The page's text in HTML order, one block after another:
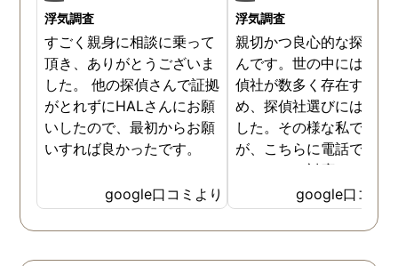
浮気調査
すごく親身に相談に乗って
頂き、ありがとうございま
した。 他の探偵さんで証拠
がとれずにHALさんにお願
いしたので、最初からお願
いすれば良かったです。
google口コミより
浮気調査
親切かつ良心的な探偵社
んです。世の中には詐欺
偵社が数多く存在するた
め、探偵社選びには慎重
した。その様な私でした
が、こちらに電話で相談
たところ、対応された方
探偵のノウハウまで丁寧
教えて下さったのです。
用できると思い、早速お
google口コミ